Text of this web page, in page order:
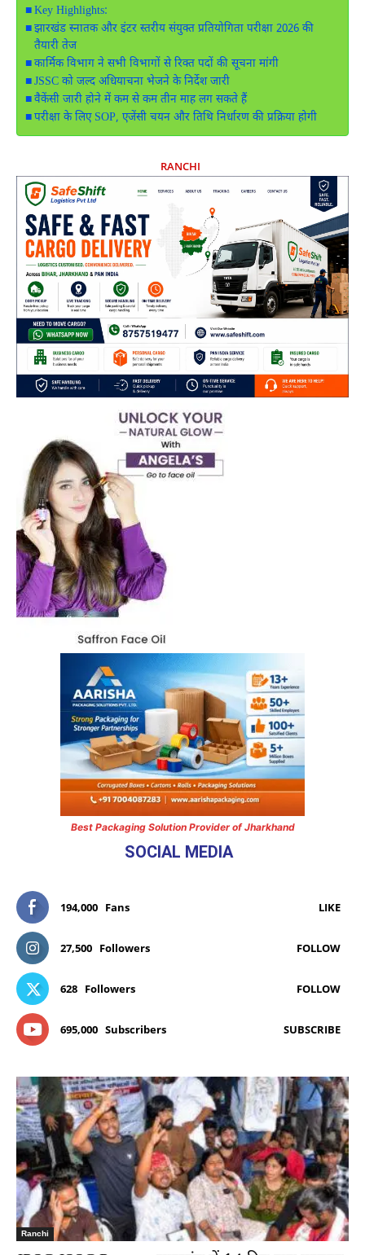
Key Highlights:
झारखंड स्नातक और इंटर स्तरीय संयुक्त प्रतियोगिता परीक्षा 2026 की
तैयारी तेज
कार्मिक विभाग ने सभी विभागों से रिक्त पदों की सूचना मांगी
JSSC को जल्द अधियाचना भेजने के निर्देश जारी
वैकेंसी जारी होने में कम से कम तीन माह लग सकते हैं
परीक्षा के लिए SOP, एजेंसी चयन और तिथि निर्धारण की प्रक्रिया होगी
RANCHI
Best Packaging Solution Provider of Jharkhand
SOCIAL MEDIA
194,000 Fans LIKE
27,500 Followers FOLLOW
628 Followers FOLLOW
695,000 Subscribers SUBSCRIBE
Ranchi